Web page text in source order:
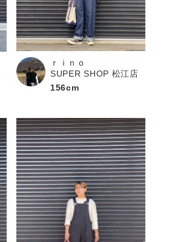
ｒｉｎｏ
SUPER SHOP 松江店
156cm